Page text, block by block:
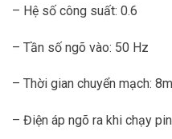
– Hệ số công suất: 0.6
– Tần số ngõ vào: 50 Hz
– Thời gian chuyển mạch:
– Điện áp ngõ ra khi chạy